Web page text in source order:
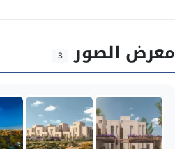
معرض الصور 3